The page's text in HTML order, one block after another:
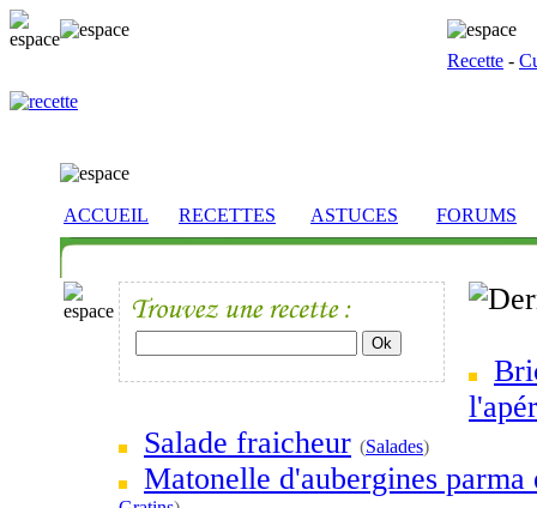
Recette -
ACCUEIL RECETTES ASTUCES FORUMS
Salade fraicheur (Salades)
Matonelle d'aubergines